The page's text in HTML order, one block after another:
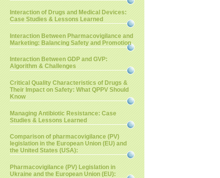
Interaction of Drugs and Medical Devices:
Case Studies & Lessons Learned
Interaction Between Pharmacovigilance and
Marketing: Balancing Safety and Promotion
Interaction Between GDP and GVP:
Algorithm & Challenges
Critical Quality Characteristics of Drugs &
Their Impact on Safety: What QPPV Should
Know
Managing Antibiotic Resistance: Case
Studies & Lessons Learned
Comparison of pharmacovigilance (PV)
legislation in the European Union (EU) and
the United States (USA):
Pharmacovigilance (PV) Legislation in
Ukraine and the European Union (EU):